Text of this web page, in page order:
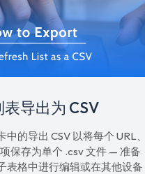
导出为 CSV
的导出 CSV 以将每个 URL、
保存为单个 .csv 文件 — 准备
表格中进行编辑或在其他设备